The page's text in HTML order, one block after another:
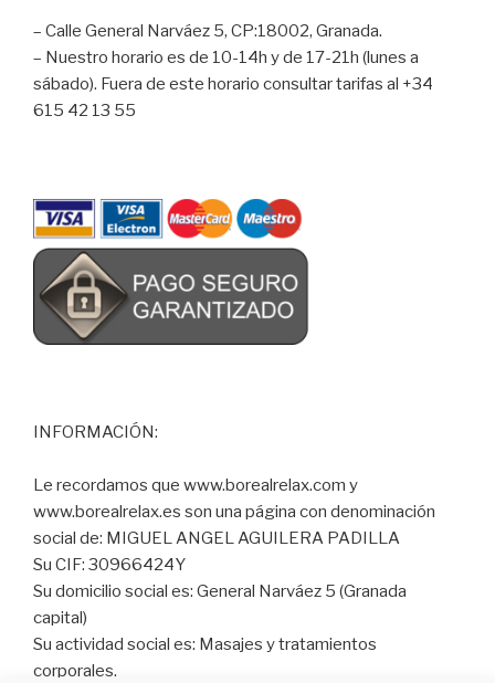
– Calle General Narváez 5, CP:18002, Granada.
– Nuestro horario es de 10-14h y de 17-21h (lunes a
sábado). Fuera de este horario consultar tarifas al +34
615 42 13 55
INFORMACIÓN:
Le recordamos que www.borealrelax.com y
www.borealrelax.es son una página con denominación
social de: MIGUEL ANGEL AGUILERA PADILLA
Su CIF: 30966424Y
Su domicilio social es: General Narváez 5 (Granada
capital)
Su actividad social es: Masajes y tratamientos
corporales.